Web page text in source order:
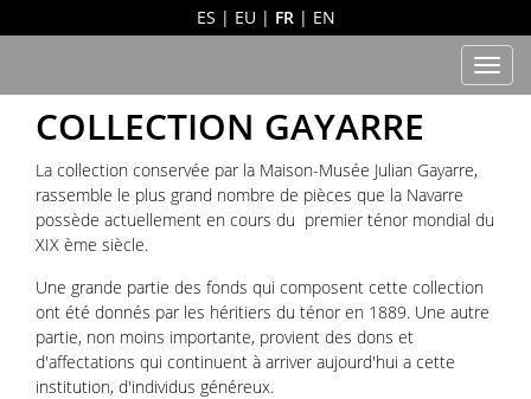
ES | EU | FR| EN
COLLECTION GAYARRE
La collection conservée par la Maison-Musée Julian Gayarre,
rassemble le plus grand nombre de pièces que la Navarre
possède actuellement en cours du premier ténor mondial du
XIX ème siècle.
Une grande partie des fonds qui composent cette collection
ont été donnés par les héritiers du ténor en 1889. Une autre
partie, non moins importante, provient des dons et
d'affectations qui continuent à arriver aujourd'hui a cette
institution, d'individus généreux.